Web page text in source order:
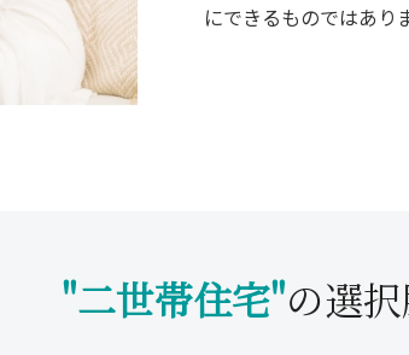
にできるものではあり
"二世帯住宅"の選